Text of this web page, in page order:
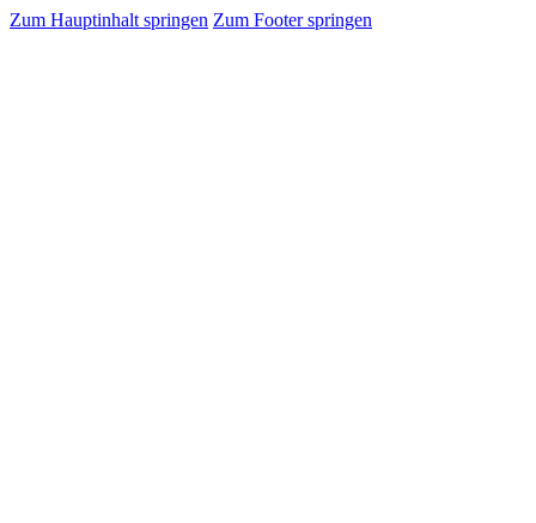
Zum Hauptinhalt springen Zum Footer springen